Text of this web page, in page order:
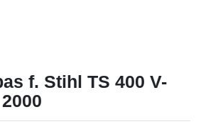
f. Stihl TS 400 V-